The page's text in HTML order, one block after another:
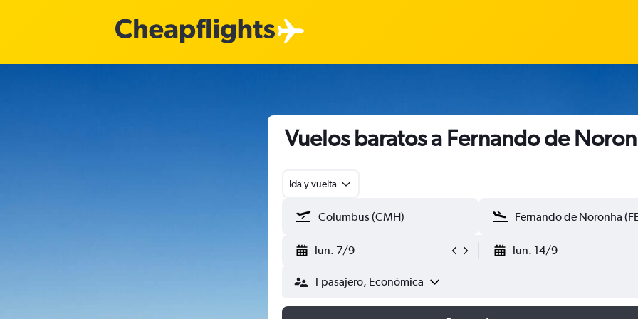
Vuelos baratos a Fernando de
Ida y vuelta
lun. 7/9 lun. 14/9
1 pasajero, Económica